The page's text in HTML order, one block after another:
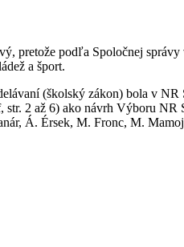
pretože podľa Spoločnej
a šport.
(školský zákon) bola v
str. 2 až 6) ako návrh Výboru NR
Á. Érsek, M. Fronc, M.